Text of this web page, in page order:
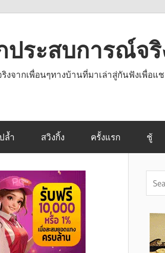
ประสบการณ์จริ
งจากเพื่อนๆทางบ้านที่มาเล่าสู่กันฟังเพื่อ
ล้ำ สวิงกิ้ง ครั้งแรก ชู้